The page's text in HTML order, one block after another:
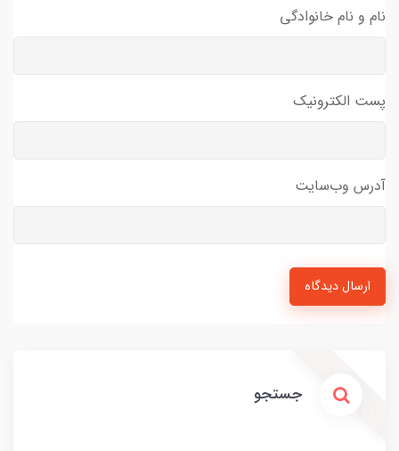
نام و نام خانوادگی
پست الکترونیک
آدرس وب‌سایت
ارسال دیدگاه
جستجو